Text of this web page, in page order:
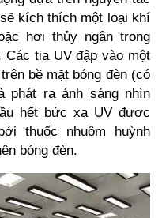
kích thích một loại khí
hơi thủy ngân trong
tia UV đập vào một
bề mặt bóng đèn (có
phát ra ánh sáng nhìn
hết bức xạ UV được
thuốc nhuộm huỳnh
bóng đèn.